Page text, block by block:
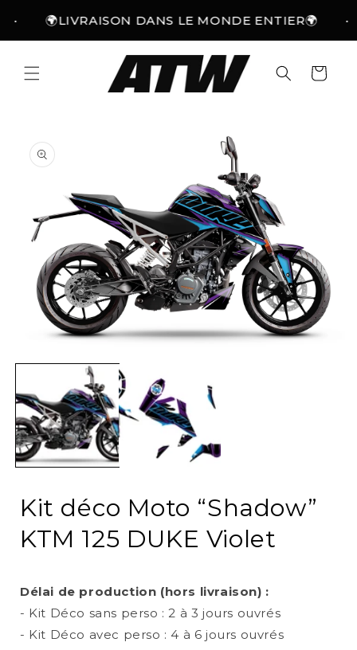
content
🌍LIVRAISON DANS LE MONDE ENTIER🌍
Cart
product
information
media
modal
Kit déco Moto “Shadow”
KTM 125 DUKE Violet
Délai de production (hors livraison) :
- Kit Déco sans perso : 2 à 3 jours ouvrés
- Kit Déco avec perso : 4 à 6 jours ouvrés